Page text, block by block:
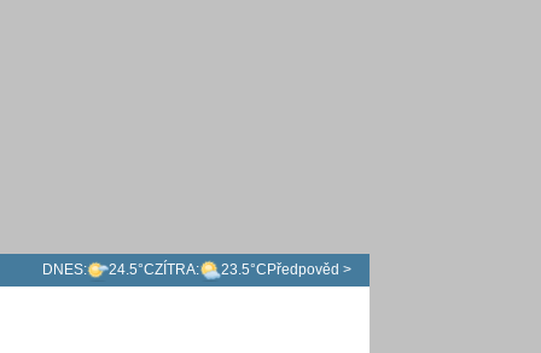
DNES: 24.5°CZÍTRA: 23.5°C Předpověd >